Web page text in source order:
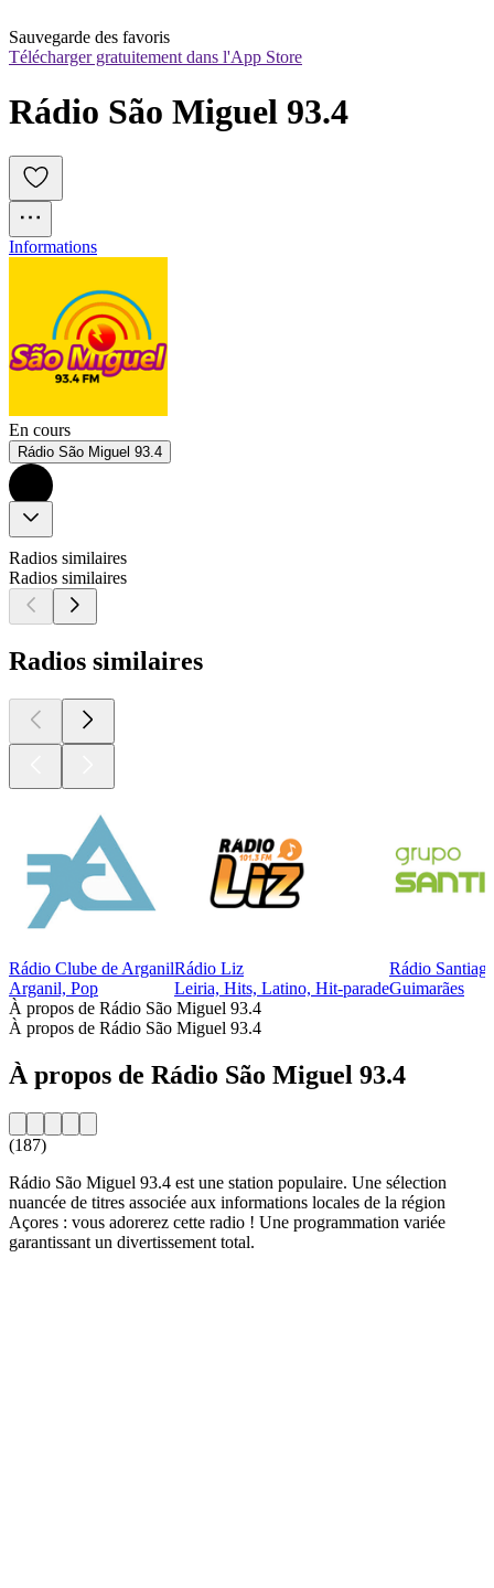
Sauvegarde des favoris
Télécharger gratuitement dans l'App Store
Rádio São Miguel 93.4
Informations
En cours
Rádio São Miguel 93.4
Radios similaires
Radios similaires
Radios similaires
Rádio Clube de Arganil
Arganil, Pop
Rádio Liz
Leiria, Hits, Latino, Hit-parade
Rádio
Guimarães
À propos de Rádio São Miguel 93.4
À propos de Rádio São Miguel 93.4
À propos de Rádio São Miguel 93.4
(187)
Rádio São Miguel 93.4 est une station populaire. Une sélection
nuancée de titres associée aux informations locales de la région
Açores : vous adorerez cette radio ! Une programmation variée
garantissant un divertissement total.